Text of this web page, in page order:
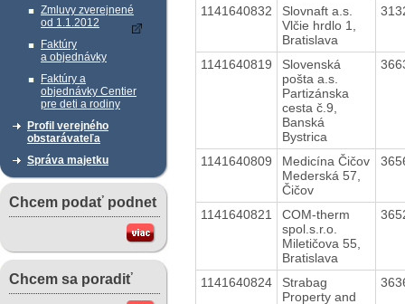
Zmluvy zverejnené
od 1.1.2012
Faktúry
a objednávky
Faktúry a
objednávky Centier
pre deti a rodiny
Profil verejného
obstarávateľa
Správa majetku
Chcem podať podnet
Chcem sa poradiť
1141640832
Slovnaft a.s.
Vlčie hrdlo 1,
Bratislava
1141640819
Slovenská
pošta a.s.
Partizánska
cesta č.9,
Banská
Bystrica
1141640809
Medicína Čičov
Mederská 57,
Čičov
1141640821
COM-therm
spol.s.r.o.
Miletičova 55,
Bratislava
1141640824
Strabag
Property and